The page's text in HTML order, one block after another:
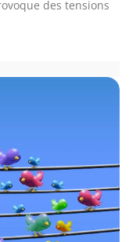
des tensions